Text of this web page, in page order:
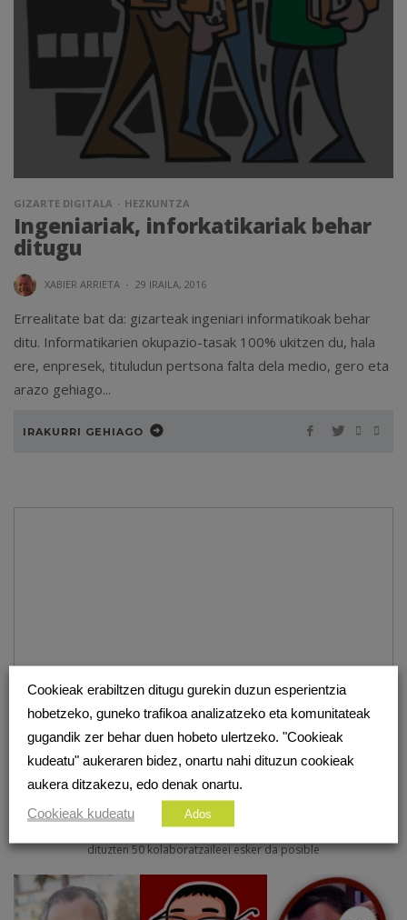
GIZARTE DIGITALA HEZKUNTZA
Ingeniariak, inforkatikariak behar
ditugu
XABIER ARRIETA · 29 IRAILA, 2016
Errealitate bat da: gizarteak ingeniari informatikoak behar
ditu. Informatikarien okupazio-tasak 100% ukitzen du, hala
ere, enpresek, tituludun pertsona falta dela medio, gero eta
arazo gehiago...
IRAKURRI GEHIAGO
KOLABORATZAILEAK
dituzten 50 kolaboratzaileei esker da posible
Cookieak erabiltzen ditugu gurekin duzun esperientzia
hobetzeko, guneko trafikoa analizatzeko eta komunitateak
gugandik zer behar duen hobeto ulertzeko. "Cookieak
kudeatu" aukeraren bidez, onartu nahi dituzun cookieak
aukera ditzakezu, edo denak onartu.
Cookieak kudeatu
Ados